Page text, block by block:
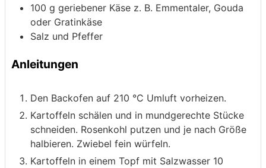
100 g geriebener Käse z. B. Emmentaler, Gouda
oder Gratinkäse
Salz und Pfeffer
Anleitungen
Den Backofen auf 210 °C Umluft vorheizen.
Kartoffeln schälen und in mundgerechte Stücke
schneiden. Rosenkohl putzen und je nach Größe
halbieren. Zwiebel fein würfeln.
Kartoffeln in einem Topf mit Salzwasser 10